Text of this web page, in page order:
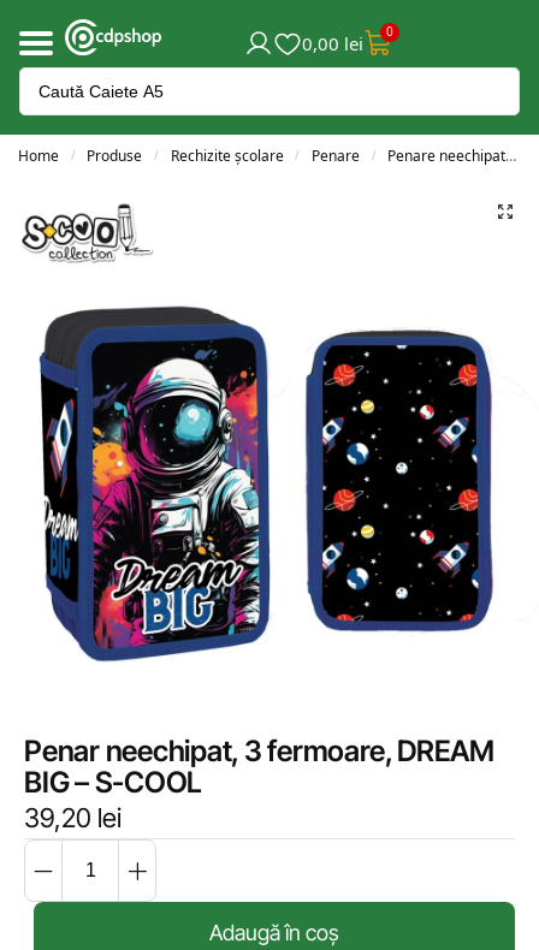
0,00 lei 0
Home / Produse / Rechizite școlare / Penare / Penare neechipate
Penar neechipat, 3 fermoare, DREAM
BIG – S-COOL
39,20 lei
Adaugă în coș